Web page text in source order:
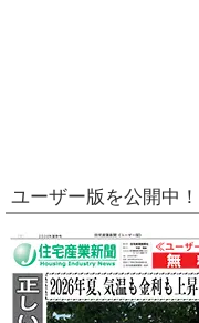
ユーザー版を公開中！